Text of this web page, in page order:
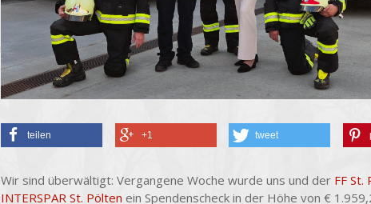
teilen +1 tweet
Wir sind überwältigt: Vergangene Woche wurde uns und der FF St.
INTERSPAR St. Pölten ein Spendenscheck in der Höhe von €